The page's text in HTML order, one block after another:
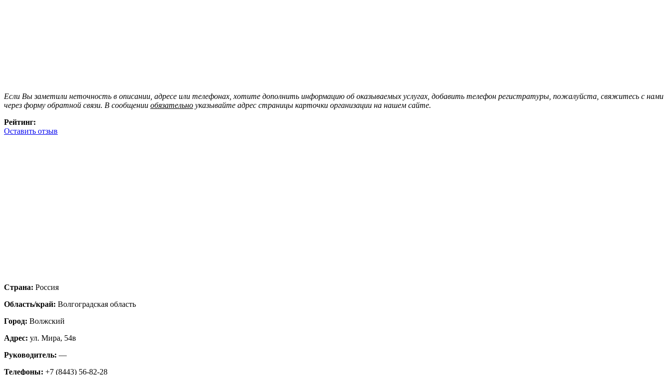
Если Вы заметили неточность в описании, адресе или телефонах, хотите дополнить информацию об оказываемых услугах, добавить телефон регистратуры, пожалуйста, свяжитесь с нами
через форму обратной связи. В сообщении обязательно указывайте адрес страницы карточки организации на нашем сайте.
Рейтинг:
Оставить отзыв
Страна: Россия
Область/край: Волгоградская область
Город: Волжский
Адрес: ул. Мира, 54в
Руководитель: —
Телефоны: +7 (8443) 56-82-28